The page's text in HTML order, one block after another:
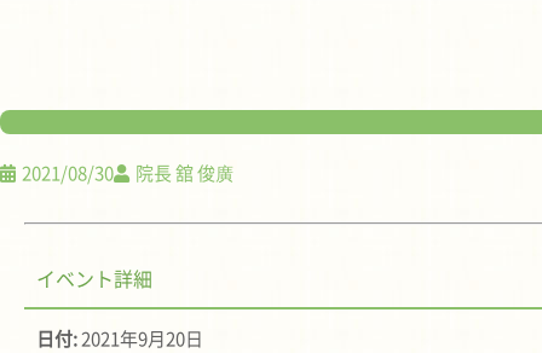
2021/08/30 院長 舘 俊廣
イベント詳細
日付:2021年9月20日